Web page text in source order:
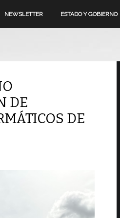
NEWSLETTER ESTADO Y GOBIERNO
DE
DE